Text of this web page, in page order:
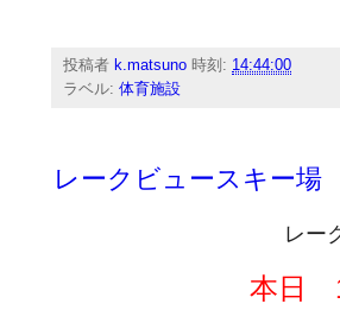
投稿者 k.matsuno 時刻: 14:44:00
ラベル:体育施設
レークビュースキー
レー
本日